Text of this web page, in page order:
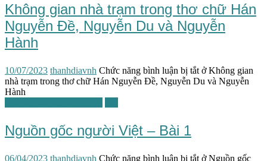
Không gian nhà trạm trong thơ chữ Hán
Nguyễn Đề, Nguyễn Du và Nguyễn
Hành
10/07/2023 thanhdiavnh Chức năng bình luận bị tắt ở Không gian
nhà trạm trong thơ chữ Hán Nguyễn Đề, Nguyễn Du và Nguyễn
Hành
Nguồn gốc người Việt – Bài 1
06/04/2023 thanhdiavnh Chức năng bình luận bị tắt ở Nguồn gốc